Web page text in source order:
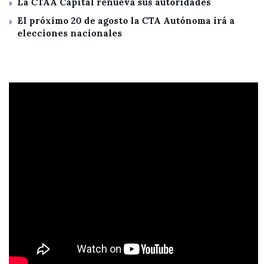
El próximo 20 de agosto la CTA Autónoma irá a
elecciones nacionales